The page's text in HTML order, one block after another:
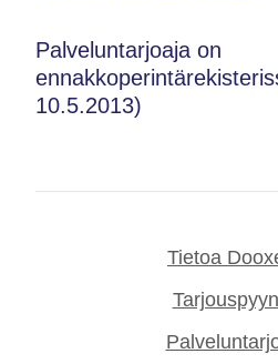
Palveluntarjoaja on
10.5.2013)
Tietoa